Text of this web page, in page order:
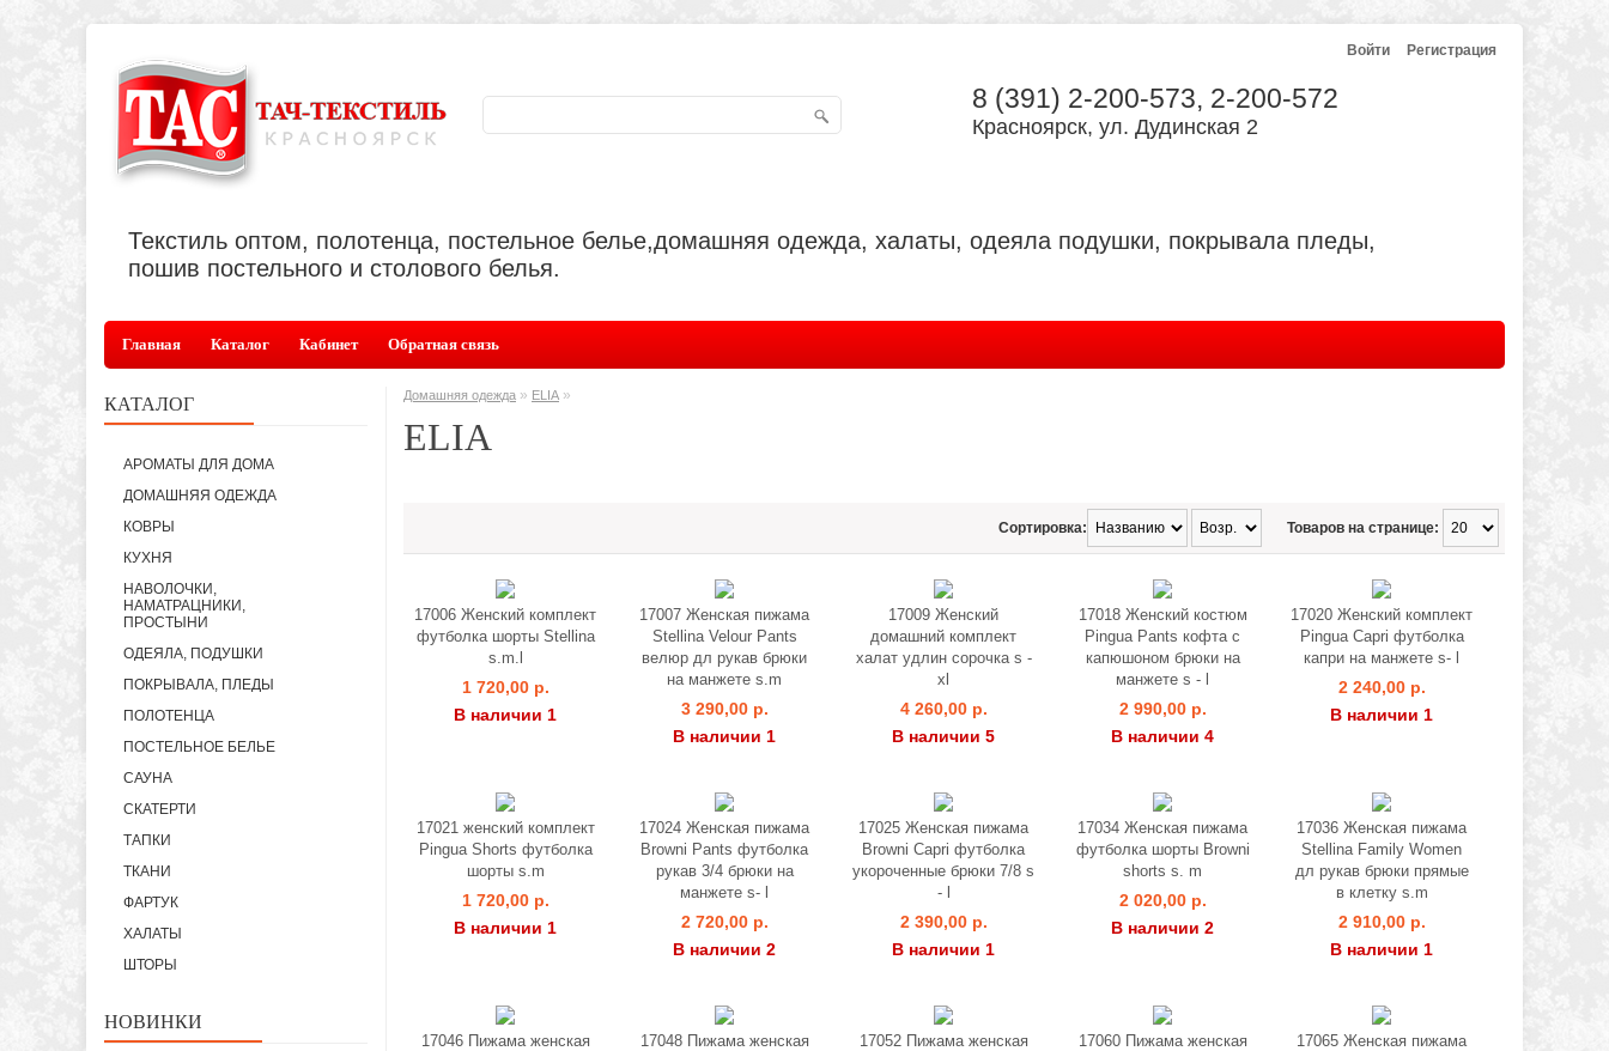
Войти Регистрация
8 (391) 2-200-573, 2-200-572
Красноярск, ул. Дудинская 2
Текстиль оптом, полотенца, постельное белье,домашняя одежда, халаты, одеяла подушки, покрывала пледы,
пошив постельного и столового белья.
Главная Каталог Кабинет Обратная связь
КАТАЛОГ
АРОМАТЫ ДЛЯ ДОМА
ДОМАШНЯЯ ОДЕЖДА
КОВРЫ
КУХНЯ
НАВОЛОЧКИ,
НАМАТРАЦНИКИ,
ПРОСТЫНИ
ОДЕЯЛА, ПОДУШКИ
ПОКРЫВАЛА, ПЛЕДЫ
ПОЛОТЕНЦА
ПОСТЕЛЬНОЕ БЕЛЬЕ
САУНА
СКАТЕРТИ
ТАПКИ
ТКАНИ
ФАРТУК
ХАЛАТЫ
ШТОРЫ
НОВИНКИ
Домашняя одежда » ELIA »
ELIA
Товаров на странице:
Сортировка:
17006 Женский комплект
футболка шорты Stellina
s.m.l
1 720,00 р.
В наличии 1
17007 Женская пижама
Stellina Velour Pants
велюр дл рукав брюки
на манжете s.m
3 290,00 р.
В наличии 1
17009 Женский
домашний комплект
халат удлин сорочка s -
xl
4 260,00 р.
В наличии 5
17018 Женский костюм
Pingua Pants кофта с
капюшоном брюки на
манжете s - l
2 990,00 р.
В наличии 4
17020 Женский комплект
Pingua Capri футболка
капри на манжете s- l
2 240,00 р.
В наличии 1
17021 женский комплект
Pingua Shorts футболка
шорты s.m
1 720,00 р.
В наличии 1
17024 Женская пижама
Browni Pants футболка
рукав 3/4 брюки на
манжете s- l
2 720,00 р.
В наличии 2
17025 Женская пижама
Browni Capri футболка
укороченные брюки 7/8 s
- l
2 390,00 р.
В наличии 1
17034 Женская пижама
футболка шорты Browni
shorts s. m
2 020,00 р.
В наличии 2
17036 Женская пижама
Stellina Family Women
дл рукав брюки прямые
в клетку s.m
2 910,00 р.
В наличии 1
17046 Пижама женская
17048 Пижама женская
17052 Пижама женская
17060 Пижама женская
17065 Женская пижама